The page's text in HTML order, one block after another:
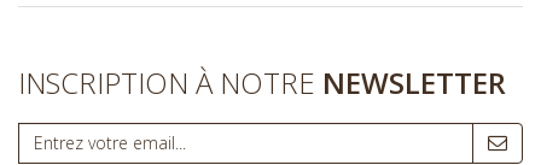
INSCRIPTION À NOTRE NEWSLETTER